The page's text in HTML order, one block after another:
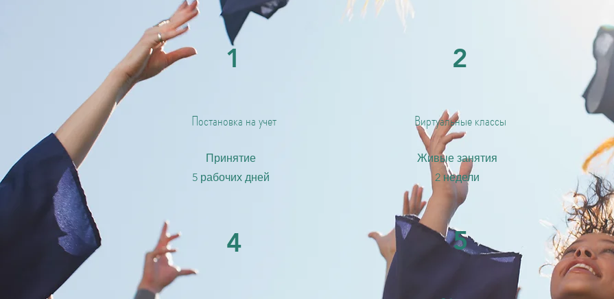
1
Постановка на учет
Принятие
5 рабочих дней
2
Виртуальные классы
Живые занятия
2 недели
4 5